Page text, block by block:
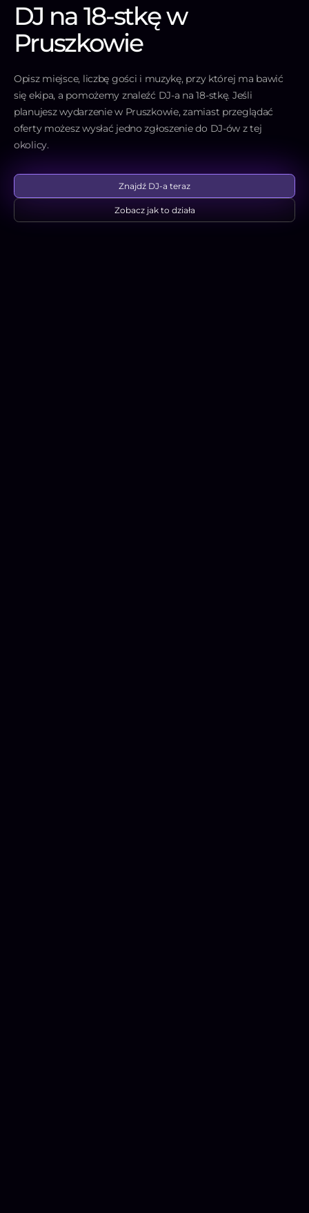
DJ na 18-stkę w
Pruszkowie
Opisz miejsce, liczbę gości i muzykę, przy której ma bawić
się ekipa, a pomożemy znaleźć DJ-a na 18-stkę. Jeśli
planujesz wydarzenie w Pruszkowie, zamiast przeglądać
oferty możesz wysłać jedno zgłoszenie do DJ-ów z tej
okolicy.
Znajdź DJ-a teraz
Zobacz jak to działa